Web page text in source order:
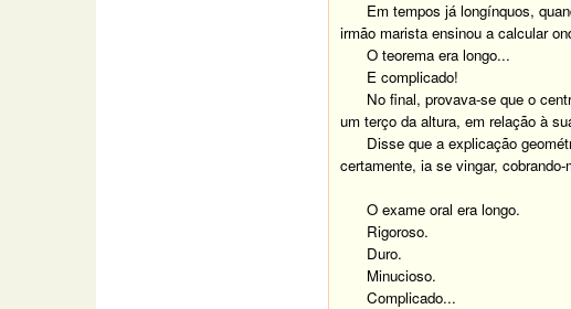
Em tempos já longínquos,
irmão marista ensinou a calcular
O teorema era longo...
E complicado!
No final, provava-se que o
um terço da altura, em relação à
Disse que a explicação
certamente, ia se vingar,
O exame oral era longo.
Rigoroso.
Duro.
Minucioso.
Complicado...